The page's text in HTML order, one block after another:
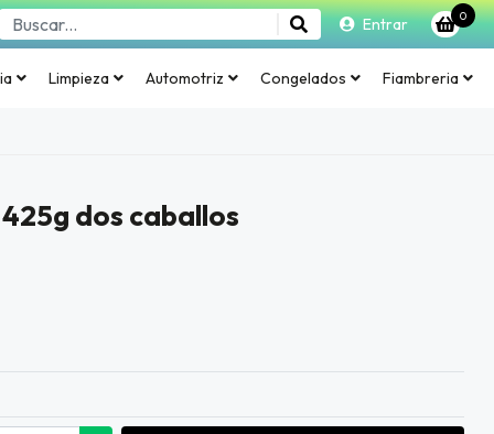
Entrar 0
Limpieza Automotriz Congelados Fiambreria
dos caballos